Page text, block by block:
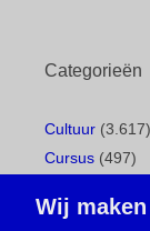
Categorieën
Cultuur (3.617)
Cursus (497)
Wij